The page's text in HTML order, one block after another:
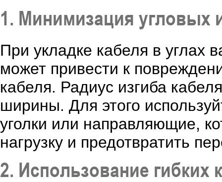
1. Минимизация угловых
При укладке кабеля в углах
может привести к
кабеля. Радиус изгиба
ширины. Для этого
уголки или направляющие,
нагрузку и предотвратить
2. Использование гибких